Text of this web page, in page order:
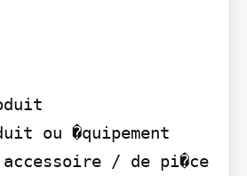
ou �quipement
/ de pi�ce